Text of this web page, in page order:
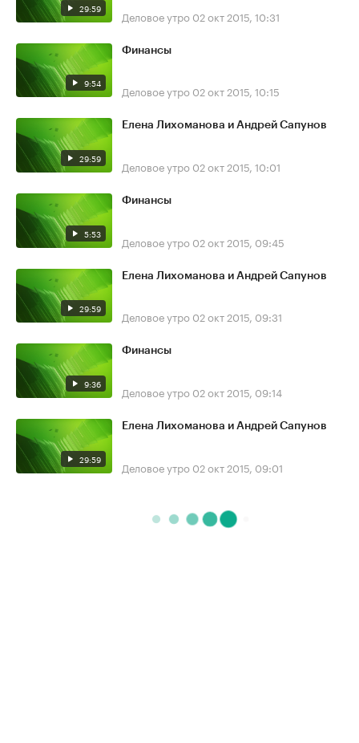
29:59 Деловое утро 02 окт 2015, 10:31
9:54
Финансы
Деловое утро 02 окт 2015, 10:15
29:59
Елена Лихоманова и Андрей Сапунов
Деловое утро 02 окт 2015, 10:01
5:53
Финансы
Деловое утро 02 окт 2015, 09:45
29:59
Елена Лихоманова и Андрей Сапунов
Деловое утро 02 окт 2015, 09:31
9:36
Финансы
Деловое утро 02 окт 2015, 09:14
29:59
Елена Лихоманова и Андрей Сапунов
Деловое утро 02 окт 2015, 09:01